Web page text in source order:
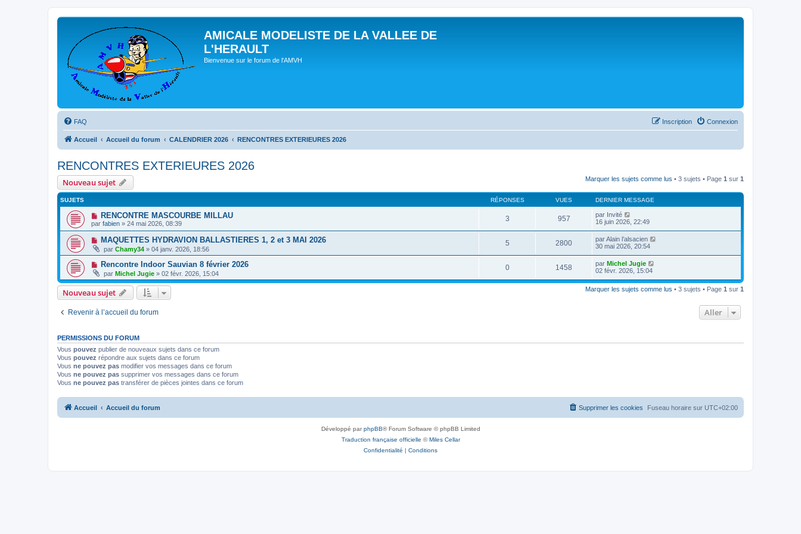
AMICALE MODELISTE DE LA VALLEE DE
L'HERAULT
Bienvenue sur le forum de l'AMVH
FAQ Connexion
Inscription
Accueil Accueil du forum CALENDRIER 2026 RENCONTRES EXTERIEURES 2026
RENCONTRES EXTERIEURES 2026
Nouveau sujet Marquer les sujets comme lus • 3 sujets • Page 1 sur 1
SUJETS RÉPONSES VUES DERNIER MESSAGE
RENCONTRE MASCOURBE MILLAU
par fabien » 24 mai 2026, 08:39
3 957 par Invité
16 juin 2026, 22:49
MAQUETTES HYDRAVION BALLASTIERES 1, 2 et 3 MAI 2026
par Chamy34 » 04 janv. 2026, 18:56
5 2800 parAlain l’alsacien
30 mai 2026, 20:54
Rencontre Indoor Sauvian 8 février 2026
par Michel Jugie » 02 févr. 2026, 15:04
0 1458 par Michel Jugie
02 févr. 2026, 15:04
Nouveau sujet Marquer les sujets comme lus • 3 sujets • Page 1 sur 1
Revenir à l’accueil du forum Aller
PERMISSIONS DU FORUM
Vous pouvez publier de nouveaux sujets dans ce forum
Vous pouvez répondre aux sujets dans ce forum
Vous ne pouvez pas modifier vos messages dans ce forum
Vous ne pouvez pas supprimer vos messages dans ce forum
Vous ne pouvez pas transférer de pièces jointes dans ce forum
Accueil Accueil du forum Fuseau horaire sur UTC+02:00
Supprimer les cookies
Développé parphpBB® Forum Software © phpBB Limited
Traduction française officielle ©Miles Cellar
Confidentialité | Conditions